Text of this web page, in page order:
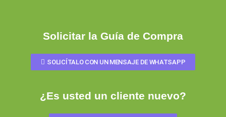
Solicitar la Guía de Compra
SOLICÍTALO CON UN MENSAJE DE WHATSAPP
¿Es usted un cliente nuevo?